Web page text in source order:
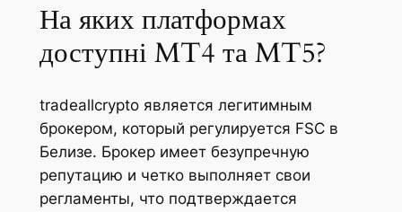
На яких платформах
доступні MT4 та MT5?
tradeallcrypto является легитимным
брокером, который регулируется FSC в
Белизе. Брокер имеет безупречную
репутацию и четко выполняет свои
регламенты, что подтверждается